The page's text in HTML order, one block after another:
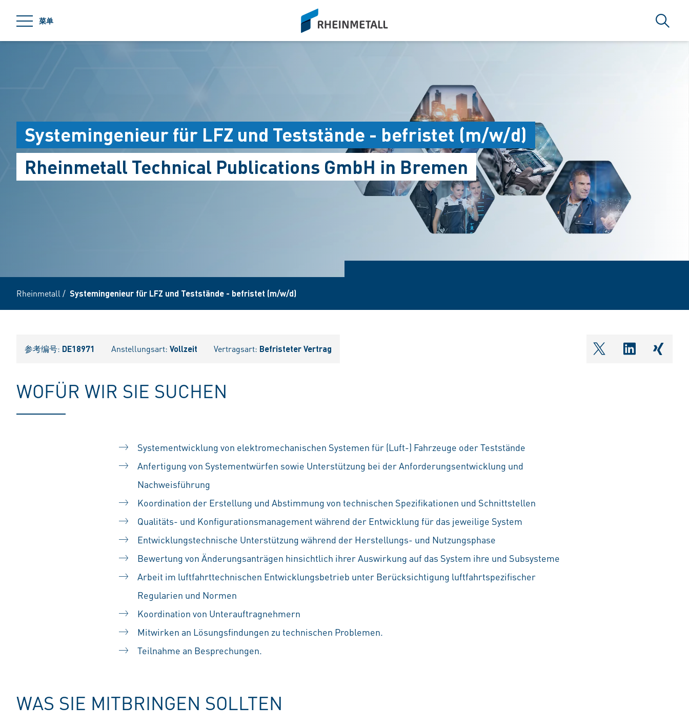
菜单
siteLogo
搜索
Systemingenieur für LFZ und Teststände - befristet (m/w/d)
Rheinmetall Technical Publications GmbH in Bremen
Rheinmetall / Systemingenieur für LFZ und Teststände - befristet (m/w/d)
参考编号: DE18971 Anstellungsart: Vollzeit Vertragsart: Befristeter Vertrag shareOntwitter
WOFÜR WIR SIE SUCHEN
Systementwicklung von elektromechanischen Systemen für (Luft-) Fahrzeuge oder Teststände
Anfertigung von Systementwürfen sowie Unterstützung bei der Anforderungsentwicklung und
Nachweisführung
Koordination der Erstellung und Abstimmung von technischen Spezifikationen und Schnittstellen
Qualitäts- und Konfigurationsmanagement während der Entwicklung für das jeweilige System
Entwicklungstechnische Unterstützung während der Herstellungs- und Nutzungsphase
Bewertung von Änderungsanträgen hinsichtlich ihrer Auswirkung auf das System ihre und Subsysteme
Arbeit im luftfahrttechnischen Entwicklungsbetrieb unter Berücksichtigung luftfahrtspezifischer
Regularien und Normen
Koordination von Unterauftragnehmern
Mitwirken an Lösungsfindungen zu technischen Problemen.
Teilnahme an Besprechungen.
WAS SIE MITBRINGEN SOLLTEN